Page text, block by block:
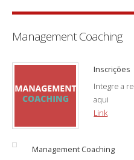
Management Coaching
Inscrições
Integre a
aqui
Link
Management Coaching